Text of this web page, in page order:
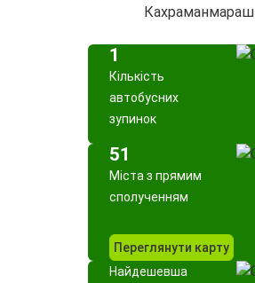
Кахраманмараш
1
Кількість
автобусних
зупинок
51
Міста з прямим
сполученням
Переглянути карту
Найдешевша